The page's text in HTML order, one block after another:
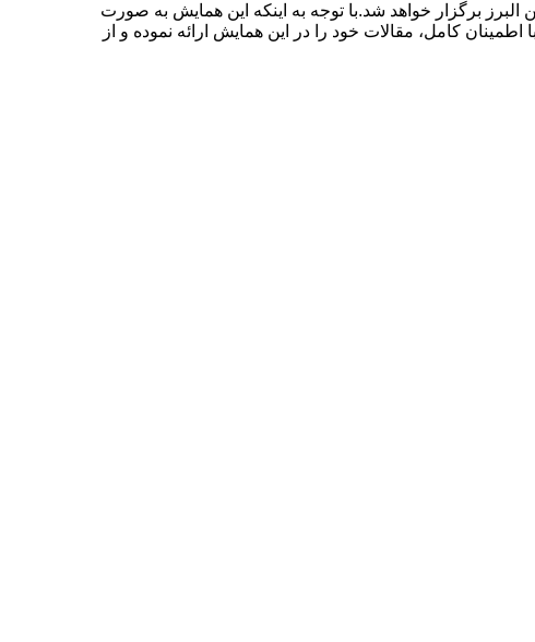
در زمینه علوم، مهندسی و تکنولوژی در تاریخ ۲۹ بهمن ۱۴۰۳ توسط ،همایش آروین البرز برگزار خواهد شد.با توجه به اینکه این همایش به صورت
کامل، مقالات خود را در این همایش ارائه نموده و از